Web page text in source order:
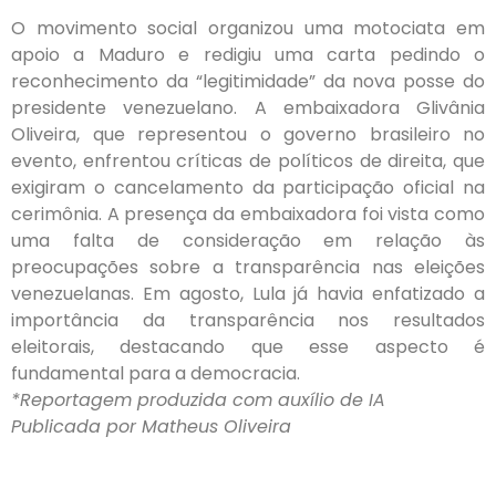
O movimento social organizou uma motociata em
apoio a Maduro e redigiu uma carta pedindo o
reconhecimento da “legitimidade” da nova posse do
presidente venezuelano. A embaixadora Glivânia
Oliveira, que representou o governo brasileiro no
evento, enfrentou críticas de políticos de direita, que
exigiram o cancelamento da participação oficial na
cerimônia. A presença da embaixadora foi vista como
uma falta de consideração em relação às
preocupações sobre a transparência nas eleições
venezuelanas. Em agosto, Lula já havia enfatizado a
importância da transparência nos resultados
eleitorais, destacando que esse aspecto é
fundamental para a democracia.
*Reportagem produzida com auxílio de IA
Publicada por Matheus Oliveira